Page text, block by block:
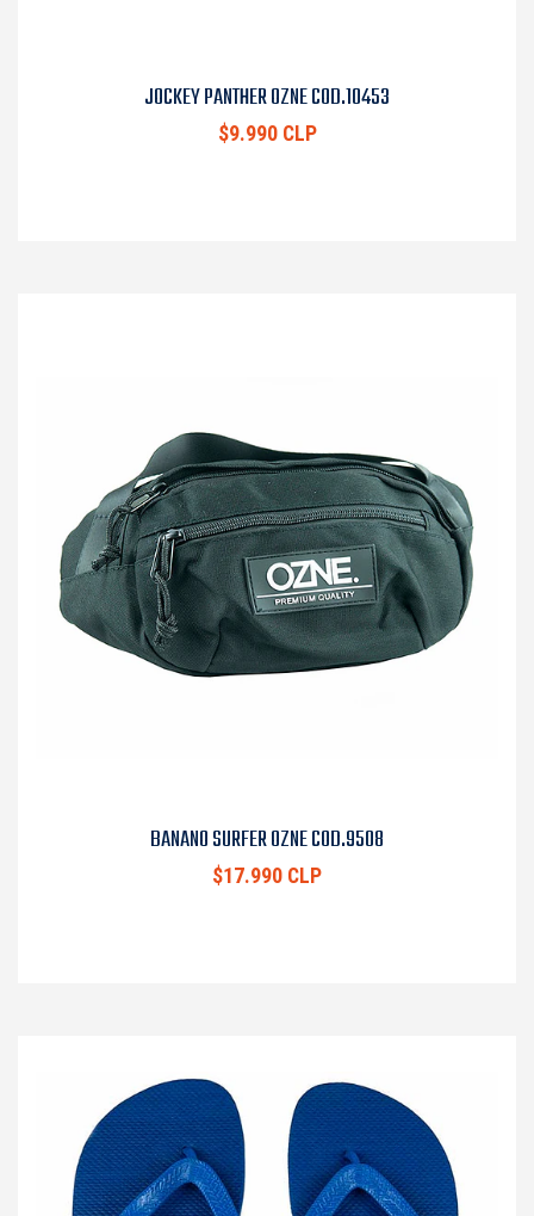
JOCKEY PANTHER OZNE COD.10453
$9.990 CLP
BANANO SURFER OZNE COD.9508
$17.990 CLP